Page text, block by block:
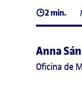
2 min.
Anna
Oficina de